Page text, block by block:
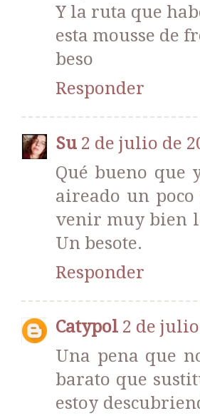
Y la ruta que
esta mousse de
beso
Responder
Su 2 de julio de
Qué bueno que
aireado un
venir muy bien
Un besote.
Responder
Catypol 2 de julio
Una pena que
barato que
estoy